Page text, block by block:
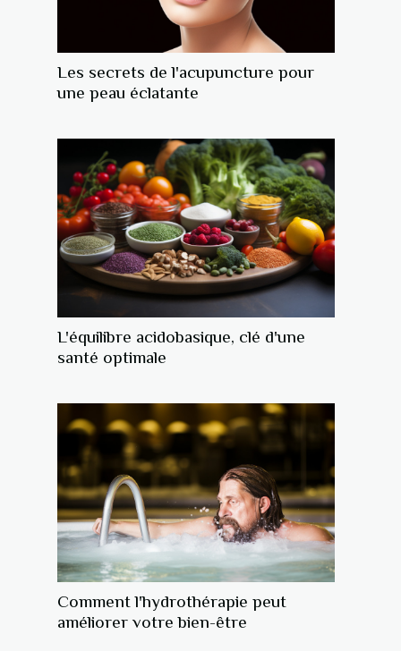
Les secrets de l'acupuncture pour
une peau éclatante
L'équilibre acidobasique, clé d'une
santé optimale
Comment l'hydrothérapie peut
améliorer votre bien-être